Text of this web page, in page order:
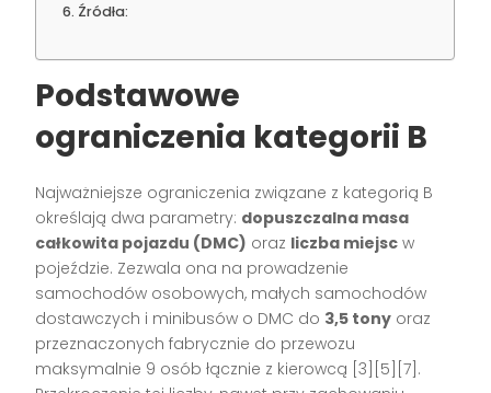
Źródła:
Podstawowe
ograniczenia kategorii B
Najważniejsze ograniczenia związane z kategorią B
określają dwa parametry: dopuszczalna masa
całkowita pojazdu (DMC) oraz liczba miejsc w
pojeździe. Zezwala ona na prowadzenie
samochodów osobowych, małych samochodów
dostawczych i minibusów o DMC do 3,5 tony oraz
przeznaczonych fabrycznie do przewozu
maksymalnie 9 osób łącznie z kierowcą [3][5][7] .